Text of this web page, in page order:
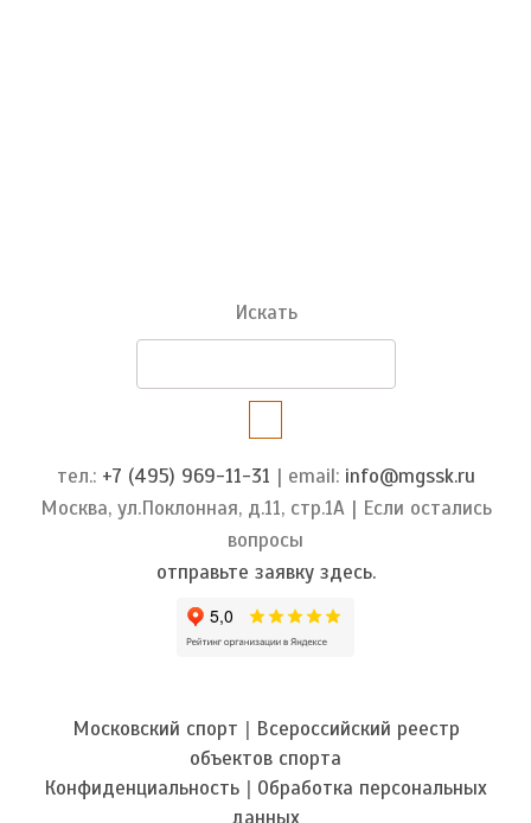
Искать
тел.: +7 (495) 969-11-31 | email: info@mgssk.ru
Москва, ул.Поклонная, д.11, стр.1А | Если остались
вопросы
отправьте заявку здесь.
Московский спорт | Всероссийский реестр
объектов спорта
Конфиденциальность | Обработка персональных